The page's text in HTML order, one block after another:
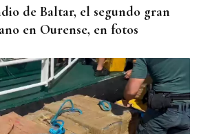
de Baltar, el segundo gran
en Ourense, en fotos